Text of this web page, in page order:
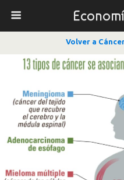
Volver a